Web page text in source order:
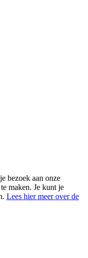
bezoek aan onze
maken. Je kunt je
Lees hier meer over de